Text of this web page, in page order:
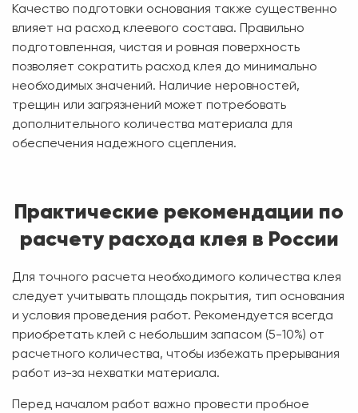
Качество подготовки основания также существенно
влияет на расход клеевого состава. Правильно
подготовленная, чистая и ровная поверхность
позволяет сократить расход клея до минимально
необходимых значений. Наличие неровностей,
трещин или загрязнений может потребовать
дополнительного количества материала для
обеспечения надежного сцепления.
Практические рекомендации по
расчету расхода клея в России
Для точного расчета необходимого количества клея
следует учитывать площадь покрытия, тип основания
и условия проведения работ. Рекомендуется всегда
приобретать клей с небольшим запасом (5-10%) от
расчетного количества, чтобы избежать прерывания
работ из-за нехватки материала.
Перед началом работ важно провести пробное